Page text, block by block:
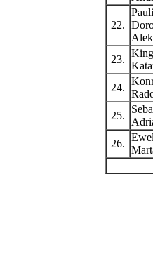
22.
23.
24.
25.
26.